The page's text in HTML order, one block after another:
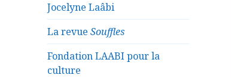
menu
Jocelyne Laâbi
La revueSouffles
Fondation LAABI pour la
culture